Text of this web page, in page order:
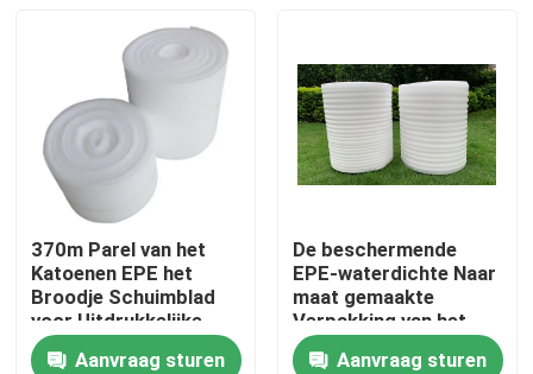
Producten
Video's
De Materialen van de hitteisolatie
De Glaswol van de hitteisolatie
370m Parel van het
Katoenen EPE het
Broodje Schuimblad
voor Uitdrukkelijke
Logistiek
Aanvraag sturen
De beschermende
EPE-waterdichte Naar
maat gemaakte
Verpakking van het
Schuimbroodje
Aanvraag sturen